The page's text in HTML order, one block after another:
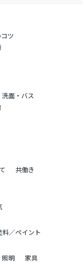
ツ
洗面・バス
共働き
料／ペイント
照明
家具